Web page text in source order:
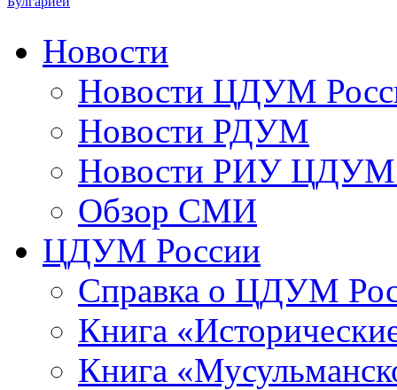
Новости
Новости ЦДУМ
Новости РДУМ
Новости РИУ ЦДУМ
Обзор СМИ
ЦДУМ России
Справка о ЦДУМ
Книга
Книга